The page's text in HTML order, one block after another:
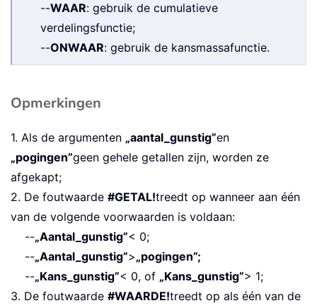
--WAAR: gebruik de cumulatieve
verdelingsfunctie;
--ONWAAR: gebruik de kansmassafunctie.
Opmerkingen
1. Als de argumenten „aantal_gunstig”en
„pogingen”geen gehele getallen zijn, worden ze
afgekapt;
2. De foutwaarde #GETAL!treedt op wanneer aan één
van de volgende voorwaarden is voldaan:
--„Aantal_gunstig”< 0;
--„Aantal_gunstig”>„pogingen”;
--„Kans_gunstig”< 0, of „Kans_gunstig”> 1;
3. De foutwaarde #WAARDE!treedt op als één van de